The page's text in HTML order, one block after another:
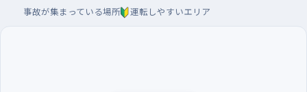
坦で信号もあるが、北や北西に会社や店が並ぶ街の中心部で、歩
事故が集まっている場所 運転しやすいエリア